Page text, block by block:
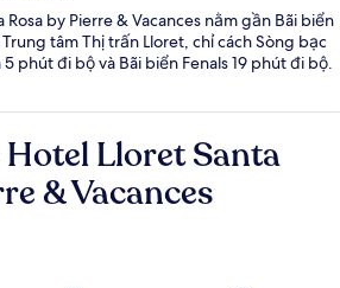
Rosa by Pierre & Vacances nằm gần Bãi biển
tâm Thị trấn Lloret, chỉ cách Sòng bạc
5 phút đi bộ và Bãi biển Fenals 19 phút đi bộ.
Lloret Santa
& Vacances